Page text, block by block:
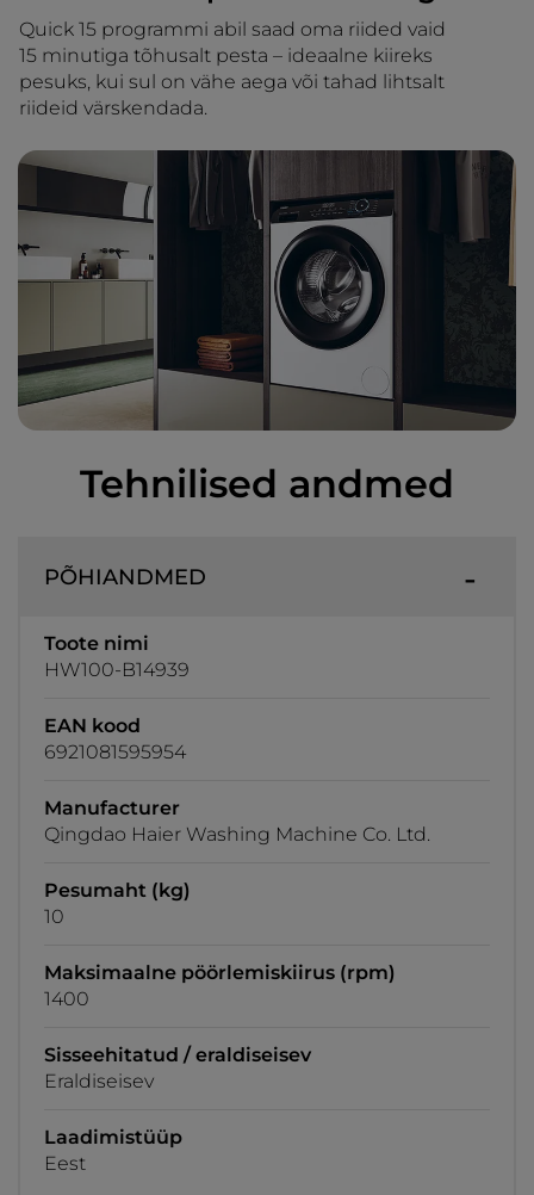
Quick 15 programmi abil saad oma riided vaid
15 minutiga tõhusalt pesta – ideaalne kiireks
pesuks, kui sul on vähe aega või tahad lihtsalt
riideid värskendada.
Tehnilised andmed
PÕHIANDMED
Toote nimi
HW100-B14939
EAN kood
6921081595954
Manufacturer
Qingdao Haier Washing Machine Co. Ltd.
Pesumaht (kg)
10
Maksimaalne pöörlemiskiirus (rpm)
1400
Sisseehitatud / eraldiseisev
Eraldiseisev
Laadimistüüp
Eest